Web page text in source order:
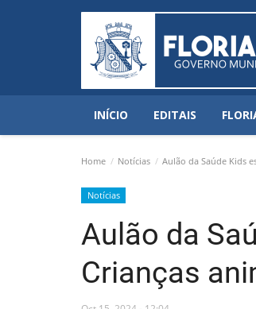
INÍCIO EDITAIS
Home Notícias Aulão da Saúde Kids
Notícias
Aulão da
Crianças